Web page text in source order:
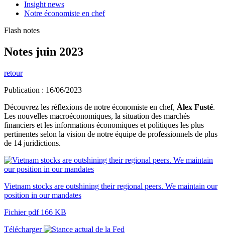
Insight news
Notre économiste en chef
Flash notes
Notes juin 2023
retour
Publication : 16/06/2023
Découvrez les réflexions de notre économiste en chef, Álex Fusté.
Les nouvelles macroéconomiques, la situation des marchés
financiers et les informations économiques et politiques les plus
pertinentes selon la vision de notre équipe de professionnels de plus
de 14 juridictions.
Vietnam stocks are outshining their regional peers. We maintain our
position in our mandates
Fichier pdf 166 KB
Télécharger